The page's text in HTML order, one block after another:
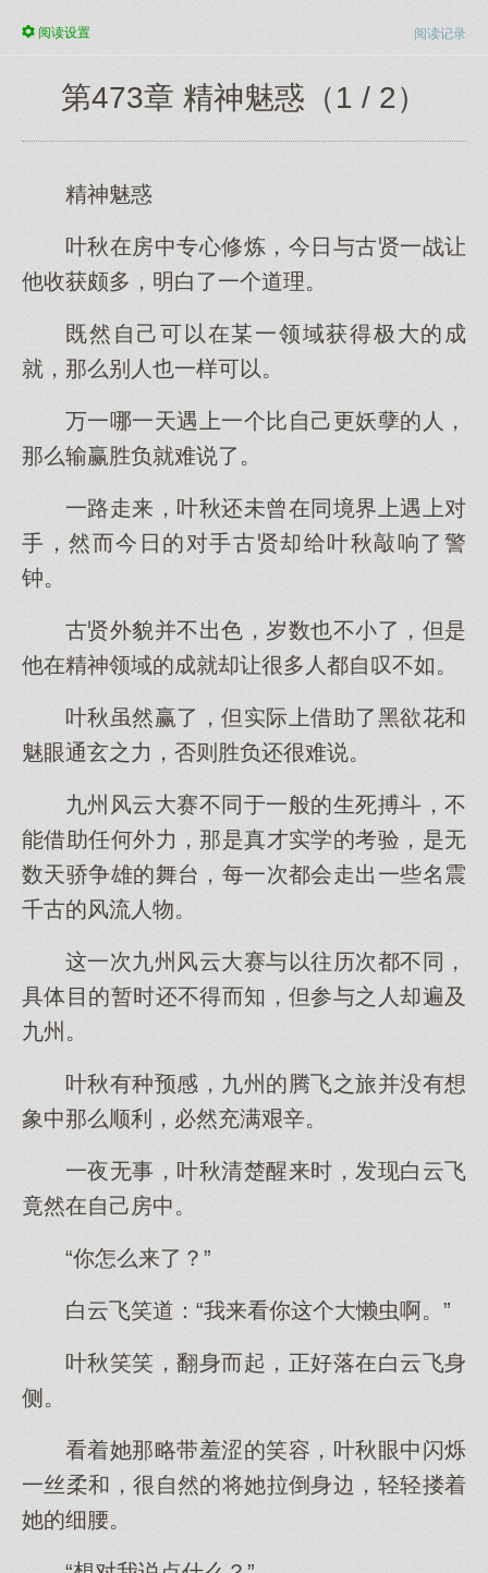
阅读记录
阅读设置
第473章 精神魅惑（1 / 2）
精神魅惑
叶秋在房中专心修炼，今日与古贤一战让
他收获颇多，明白了一个道理。
既然自己可以在某一领域获得极大的成
就，那么别人也一样可以。
万一哪一天遇上一个比自己更妖孽的人，
那么输赢胜负就难说了。
一路走来，叶秋还未曾在同境界上遇上对
手，然而今日的对手古贤却给叶秋敲响了警
钟。
古贤外貌并不出色，岁数也不小了，但是
他在精神领域的成就却让很多人都自叹不如。
叶秋虽然赢了，但实际上借助了黑欲花和
魅眼通玄之力，否则胜负还很难说。
九州风云大赛不同于一般的生死搏斗，不
能借助任何外力，那是真才实学的考验，是无
数天骄争雄的舞台，每一次都会走出一些名震
千古的风流人物。
这一次九州风云大赛与以往历次都不同，
具体目的暂时还不得而知，但参与之人却遍及
九州。
叶秋有种预感，九州的腾飞之旅并没有想
象中那么顺利，必然充满艰辛。
一夜无事，叶秋清楚醒来时，发现白云飞
竟然在自己房中。
“你怎么来了？”
白云飞笑道：“我来看你这个大懒虫啊。”
叶秋笑笑，翻身而起，正好落在白云飞身
侧。
看着她那略带羞涩的笑容，叶秋眼中闪烁
一丝柔和，很自然的将她拉倒身边，轻轻搂着
她的细腰。